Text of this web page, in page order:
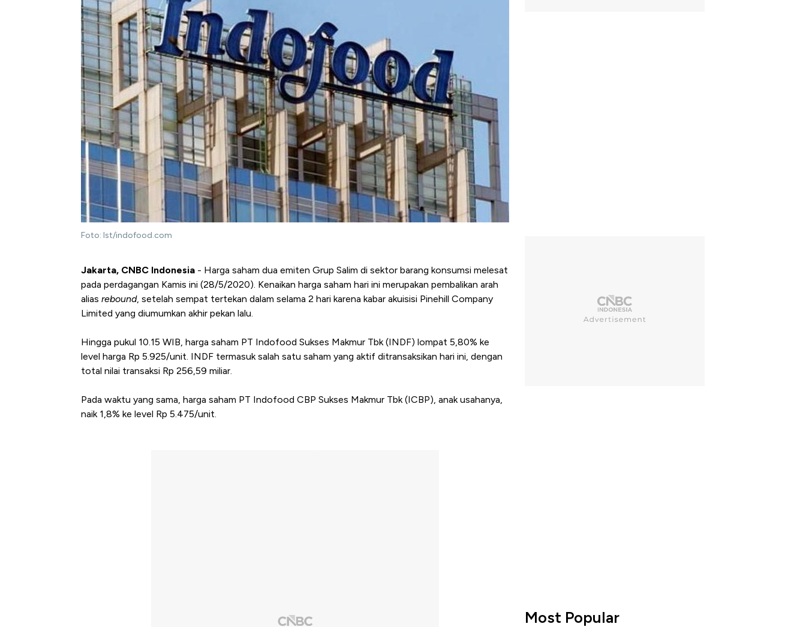
Foto: Ist/indofood.com
Jakarta, CNBC Indonesia - Harga saham dua emiten Grup Salim di sektor barang konsumsi melesat
pada perdagangan Kamis ini (28/5/2020). Kenaikan harga saham hari ini merupakan pembalikan arah
alias rebound, setelah sempat tertekan dalam selama 2 hari karena kabar akuisisi Pinehill Company
Limited yang diumumkan akhir pekan lalu.
Hingga pukul 10.15 WIB, harga saham PT Indofood Sukses Makmur Tbk (INDF) lompat 5,80% ke
level harga Rp 5.925/unit. INDF termasuk salah satu saham yang aktif ditransaksikan hari ini, dengan
total nilai transaksi Rp 256,59 miliar.
Pada waktu yang sama, harga saham PT Indofood CBP Sukses Makmur Tbk (ICBP), anak usahanya,
naik 1,8% ke level Rp 5.475/unit.
Most Popular